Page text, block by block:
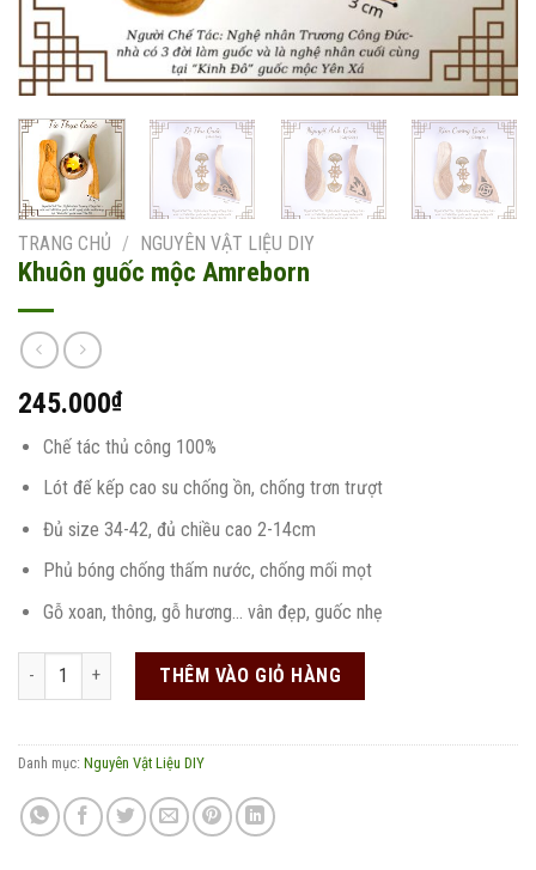
TRANG CHỦ / NGUYÊN VẬT LIỆU DIY
Khuôn guốc mộc Amreborn
245.000₫
Chế tác thủ công 100%
Lót đế kếp cao su chống ồn, chống trơn trượt
Đủ size 34-42, đủ chiều cao 2-14cm
Phủ bóng chống thấm nước, chống mối mọt
Gỗ xoan, thông, gỗ hương… vân đẹp, guốc nhẹ
Khuôn guốc mộc Amreborn số lượng
THÊM VÀO GIỎ HÀNG
Danh mục: Nguyên Vật Liệu DIY